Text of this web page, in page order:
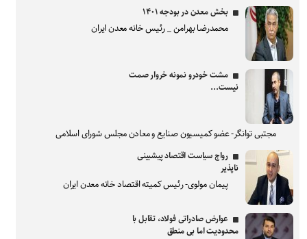
بخش معدن در بودجه ۱۴۰۱
محمدرضا بهرامن _ رئیس خانه معدن ایران
مشت خودرو نمونه خروار صمت
نیست...
مجتبی توانگر- عضو کمیسیون صنایع و معادن مجلس شورای اسلامی
رواج سیاست اقتصاد پیشبینی
ناپذیر
پیمان مولوی- رئیس کمیته اقتصاد خانه معدن ایران
عوارض صادراتی فولاد، تقابل با
محدودیت اما بی منطق